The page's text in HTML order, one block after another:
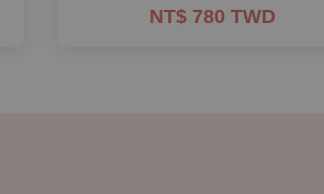
NT$ 780 TWD